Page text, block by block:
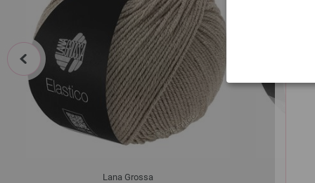
Lana Grossa
prev